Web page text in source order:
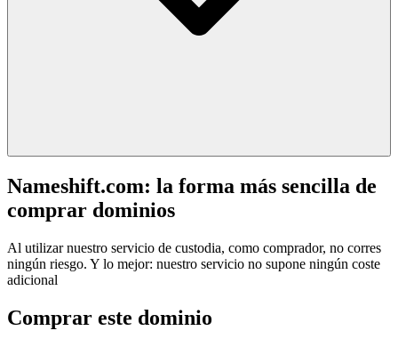
Nameshift.com: la forma más sencilla de
comprar dominios
Al utilizar nuestro servicio de custodia, como comprador, no corres
ningún riesgo. Y lo mejor: nuestro servicio no supone ningún coste
adicional
Comprar este dominio